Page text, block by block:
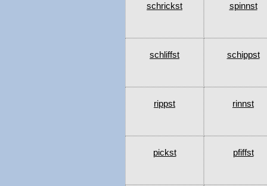
schrickst spinnst
schliffst schippst
rippst rinnst
pickst pfiffst